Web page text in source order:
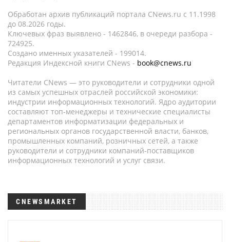
Обработан архив публикаций портала CNews.ru c 11.1998
до 08.2026 годы.
Ключевых фраз выявлено - 1462846, в очереди разбора -
724925.
Создано именных указателей - 199014.
Редакция Индексной книги CNews - book@cnews.ru
Читатели CNews — это руководители и сотрудники одной
из самых успешных отраслей российской экономики:
индустрии информационных технологий. Ядро аудитории
составляют топ-менеджеры и технические специалисты
департаментов информатизации федеральных и
региональных органов государственной власти, банков,
промышленных компаний, розничных сетей, а также
руководители и сотрудники компаний-поставщиков
информационных технологий и услуг связи.
CNEWSMARKET